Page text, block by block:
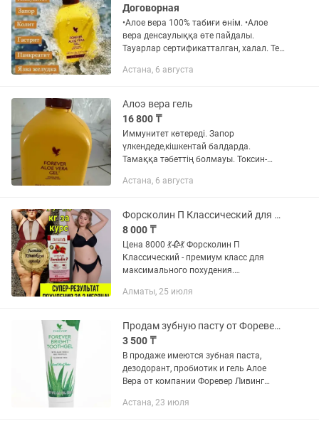
Договорная
•Алое вера 100% табиғи өнім. •Алое
вера денсаулыққа өте пайдалы.
Тауарлар сертификатталган, халал. Тек
болады, жазылып немесе заказ беріп
Астана, 6 августа
Алоэ вера гель
16 800 ₸
Иммунитет көтереді. Запор
үлкендеде,кішкентай балдарда.
Тамаққа тәбеттің болмауы. Токсин-
қыжыл,гастрит,язвасында. 100%
Компания тіркеліп 5%...
Астана, 6 августа
Форсколин П Классический для похудения ОРИГИНАЛ
8 000 ₸
Цена 8000 💃🥀💃 Форсколин П
Классический - премиум класс для
максимального похудения.
худеющих . не имеет побочных
Колеуса...
Алматы, 25 июля
Продам зубную пасту от Форевер Ливинг Продукт
3 500 ₸
В продаже имеются зубная паста,
дезодорант, пробиотик и гель Алое
Вера от компании Форевер Ливинг
зубной пасты 3.500 тенге.
Астана, 23 июля